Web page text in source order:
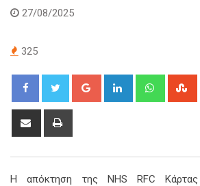
27/08/2025
325
Google+ LinkedIn
Share
Η απόκτηση της NHS RFC Κάρτας